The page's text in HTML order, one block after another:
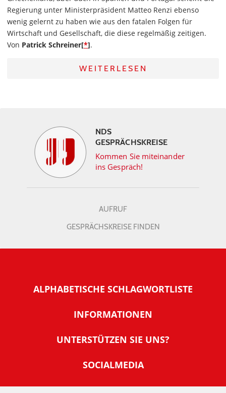
Regierung unter Ministerpräsident Matteo Renzi ebenso
wenig gelernt zu haben wie aus den fatalen Folgen für
Wirtschaft und Gesellschaft, die diese regelmäßig zeitigen.
Von Patrick Schreiner[*].
WEITERLESEN
NDS
GESPRÄCHSKREISE
Kommen Sie miteinander
ins Gespräch!
AUFRUF
GESPRÄCHSKREISE FINDEN
ALPHABETISCHE SCHLAGWORTLISTE
INFORMATIONEN
Warum NachDenkSeiten
Tipps zur Nutzung der NachDenkSeiten
Banner und E-Mail-Signaturen
UNTERSTÜTZEN SIE UNS?
SOCIALMEDIA
IMPRESSUM